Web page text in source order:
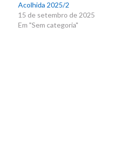
Acolhida 2025/2
15 de setembro de 2025
Em "Sem categoria"